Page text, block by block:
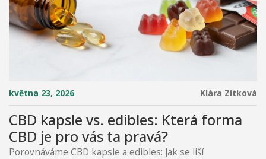
května 23, 2026 Klára Zítková
CBD kapsle vs. edibles: Která forma
CBD je pro vás ta pravá?
Porovnáváme CBD kapsle a edibles: Jak se liší